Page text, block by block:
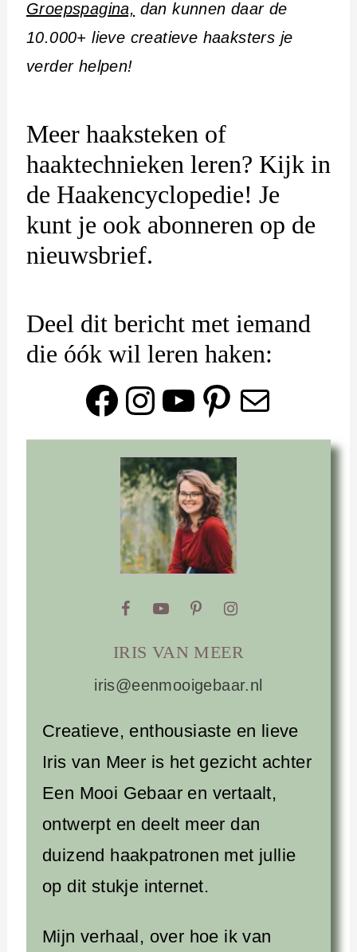
Groepspagina, dan kunnen daar de
10.000+ lieve creatieve haaksters je
verder helpen!
Meer haaksteken of
haaktechnieken leren? Kijk in
de Haakencyclopedie! Je
kunt je ook abonneren op de
nieuwsbrief.
Deel dit bericht met iemand
die óók wil leren haken:
Facebook Instagram YouTube Pinterest E-mail
IRIS VAN MEER
iris@eenmooigebaar.nl
Creatieve, enthousiaste en lieve
Iris van Meer is het gezicht achter
Een Mooi Gebaar en vertaalt,
ontwerpt en deelt meer dan
duizend haakpatronen met jullie
op dit stukje internet.
Mijn verhaal, over hoe ik van